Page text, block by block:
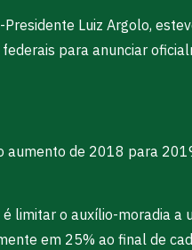
Luiz Argolo,
para anunciar
aumento de 2018 para
limitar o auxílio-moradia
em 25% ao final de